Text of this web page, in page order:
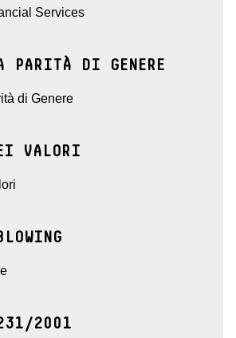
Services
PARITÀ DI GENERE
di Genere
VALORI
2001